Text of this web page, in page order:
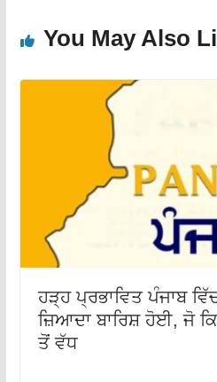
You May Also
ਹੜ੍ਹ ਪ੍ਰਭਾਵਿਤ ਪੰਜਾਬ
ਜ਼ਿਆਦਾ ਬਾਰਿਸ਼ ਹੋਈ, ਜੋ
ਤੋਂ ਵੱਧ